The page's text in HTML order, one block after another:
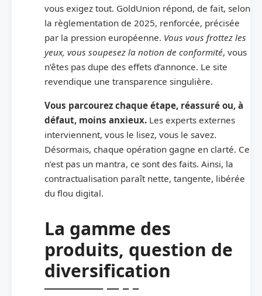
vous exigez tout. GoldUnion répond, de fait, selon
la règlementation de 2025, renforcée, précisée
par la pression européenne. Vous vous frottez les
yeux, vous soupesez la notion de conformité, vous
n’êtes pas dupe des effets d’annonce. Le site
revendique une transparence singulière.
Vous parcourez chaque étape, réassuré ou, à
défaut, moins anxieux. Les experts externes
interviennent, vous le lisez, vous le savez.
Désormais, chaque opération gagne en clarté. Ce
n’est pas un mantra, ce sont des faits. Ainsi, la
contractualisation paraît nette, tangente, libérée
du flou digital.
La gamme des
produits, question de
diversification